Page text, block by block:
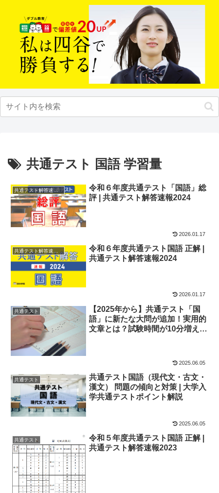
共通テスト 国語 学習量
共通テスト解答速報2024
令和６年度共通テスト「国語」総
評 | 共通テスト解答速報2024
2026.01.17
共通テスト解答速報2024
令和６年度共通テスト国語 正解 |
共通テスト解答速報2024
2026.01.17
共通テスト
【2025年から】共通テスト「国
語」に新たな大問が追加！実用的
文章とは？試験時間が10分増え
2025.06.05
共通テスト
共通テスト国語（現代文・古文・
漢文） 問題の傾向と対策 | 大学入
学共通テストポイント解説
2025.06.05
共通テスト
令和５年度共通テスト国語 正解 |
共通テスト解答速報2023